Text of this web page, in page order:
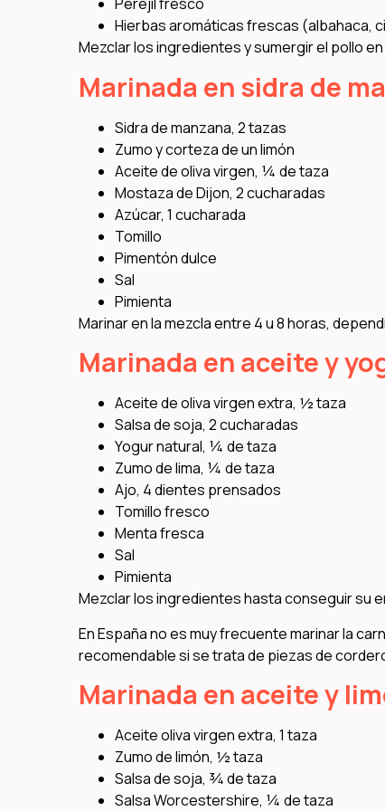
Perejil fresco
Hierbas aromáticas frescas (albahaca,
Mezclar los ingredientes y sumergir el pollo
Marinada en sidra de
Sidra de manzana, 2 tazas
Zumo y corteza de un limón
Aceite de oliva virgen, ¼ de taza
Mostaza de Dijon, 2 cucharadas
Azúcar, 1 cucharada
Tomillo
Pimentón dulce
Sal
Pimienta
Marinar en la mezcla entre 4 u 8 horas,
Marinada en aceite y
Aceite de oliva virgen extra, ½ taza
Salsa de soja, 2 cucharadas
Yogur natural, ¼ de taza
Zumo de lima, ¼ de taza
Ajo, 4 dientes prensados
Tomillo fresco
Menta fresca
Sal
Pimienta
Mezclar los ingredientes hasta conseguir su
En España no es muy frecuente marinar la
recomendable si se trata de piezas de
Marinada en aceite y
Aceite oliva virgen extra, 1 taza
Zumo de limón, ½ taza
Salsa de soja, ¾ de taza
Salsa Worcestershire, ¼ de taza